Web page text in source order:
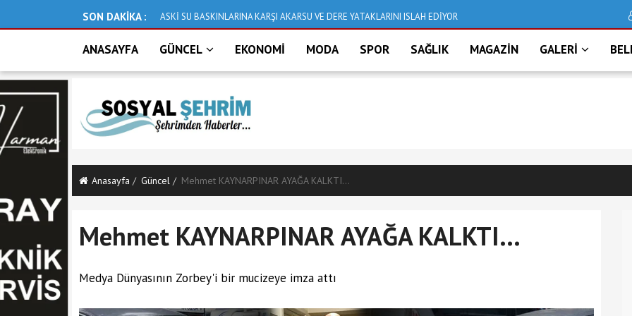
SON DAKİKA : Deniz taştı, İzmir bu hale geldi
ANASAYFA GÜNCEL EKONOMİ MODA SPOR SAĞLIK MAGAZİN GALERİ
Anasayfa Güncel Mehmet KAYNARPINAR AYAĞA KALKTI...
Mehmet KAYNARPINAR AYAĞA KALKTI...
Medya Dünyasının Zorbey'i bir mucizeye imza attı